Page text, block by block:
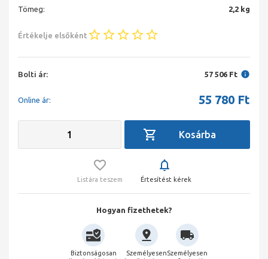
Tömeg:
2,2 kg
Értékelje elsőként
Bolti ár: 57 506 Ft
Online ár: 55 780 Ft
Listára teszem Értesítést kérek
Hogyan fizethetek?
Biztonságosan
SzemélyesenSzemélyesen